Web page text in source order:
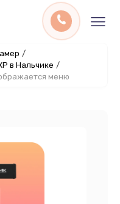
/
в Нальчике /
меню